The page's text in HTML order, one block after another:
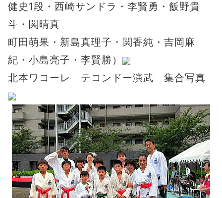
健史1段・西崎サンドラ・李賢勇・飯野貴
斗・関晴真
町田萌果・新島真理子・関香純・吉岡麻
紀・小島亮子・李賢勝）
北本ワコーレ テコンドー演武 集合写真